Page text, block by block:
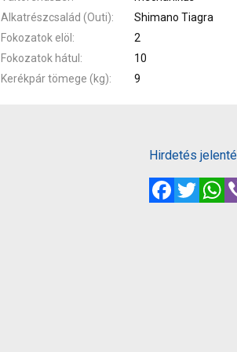
Alkatrészcsalád (Outi)
Shimano Tiagra
Fokozatok elöl
2
Fokozatok hátul
10
Kerékpár tömege (kg)
9
Hirdetés
FacebookTwitter